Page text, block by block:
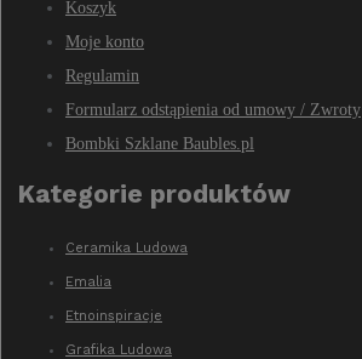
Koszyk
Moje konto
Regulamin
Formularz odstąpienia od umowy / Zwroty
Bombki Szklane Baubles.pl
Kategorie produktów
Ceramika Ludowa
Emalia
Etnoinspiracje
Grafika Ludowa